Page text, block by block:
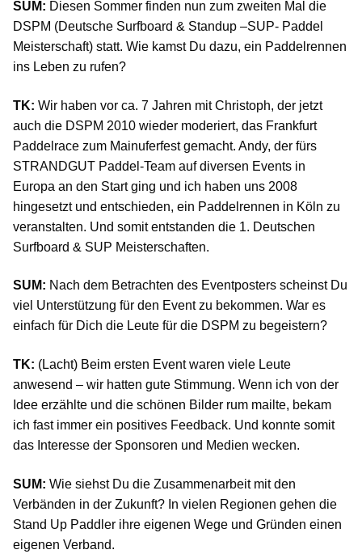
SUM: Diesen Sommer finden nun zum zweiten Mal die
DSPM (Deutsche Surfboard & Standup –SUP- Paddel
Meisterschaft) statt. Wie kamst Du dazu, ein Paddelrennen
ins Leben zu rufen?
TK: Wir haben vor ca. 7 Jahren mit Christoph, der jetzt
auch die DSPM 2010 wieder moderiert, das Frankfurt
Paddelrace zum Mainuferfest gemacht. Andy, der fürs
STRANDGUT Paddel-Team auf diversen Events in
Europa an den Start ging und ich haben uns 2008
hingesetzt und entschieden, ein Paddelrennen in Köln zu
veranstalten. Und somit entstanden die 1. Deutschen
Surfboard & SUP Meisterschaften.
SUM: Nach dem Betrachten des Eventposters scheinst Du
viel Unterstützung für den Event zu bekommen. War es
einfach für Dich die Leute für die DSPM zu begeistern?
TK: (Lacht) Beim ersten Event waren viele Leute
anwesend – wir hatten gute Stimmung. Wenn ich von der
Idee erzählte und die schönen Bilder rum mailte, bekam
ich fast immer ein positives Feedback. Und konnte somit
das Interesse der Sponsoren und Medien wecken.
SUM: Wie siehst Du die Zusammenarbeit mit den
Verbänden in der Zukunft? In vielen Regionen gehen die
Stand Up Paddler ihre eigenen Wege und Gründen einen
eigenen Verband.